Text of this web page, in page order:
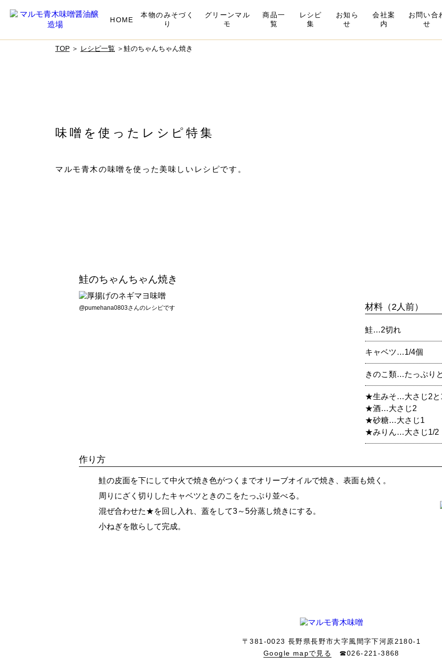
HOME
本物のみそづく
り
グリーンマル
モ
商品一
覧
レシピ
集
お知ら
せ
会社案
内
お問い合
せ
TOP ＞ レシピ一覧 ＞鮭のちゃんちゃん焼き
味噌を使ったレシピ特集
マルモ青木の味噌を使った美味しいレシピです。
鮭のちゃんちゃん焼き
@pumehana0803さんのレシピです 材料（2人前）
鮭…2切れ
キャベツ…1/4個
きのこ類…たっぷり
★生みそ…大さじ2と
★酒…大さじ2
★砂糖…大さじ1
★みりん…大さじ1/2
作り方
鮭の皮面を下にして中火で焼き色がつくまでオリーブオイルで焼き、表面も焼く。
周りにざく切りしたキャベツときのこをたっぷり並べる。
混ぜ合わせた★を回し入れ、蓋をして3～5分蒸し焼きにする。
小ねぎを散らして完成。
〒381-0023 長野県長野市大字風間字下河原2180-1
Google mapで見る
☎026-221-3868